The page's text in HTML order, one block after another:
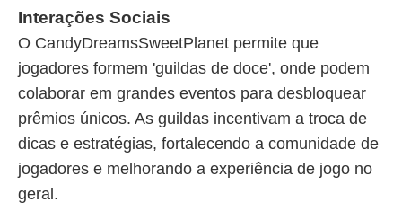
Interações Sociais
O CandyDreamsSweetPlanet permite que
jogadores formem 'guildas de doce', onde podem
colaborar em grandes eventos para desbloquear
prêmios únicos. As guildas incentivam a troca de
dicas e estratégias, fortalecendo a comunidade de
jogadores e melhorando a experiência de jogo no
geral.